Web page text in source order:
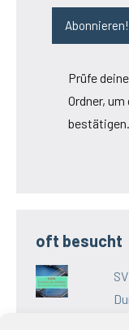
Prüfe
Ordner,
bestätigen.
oft besucht